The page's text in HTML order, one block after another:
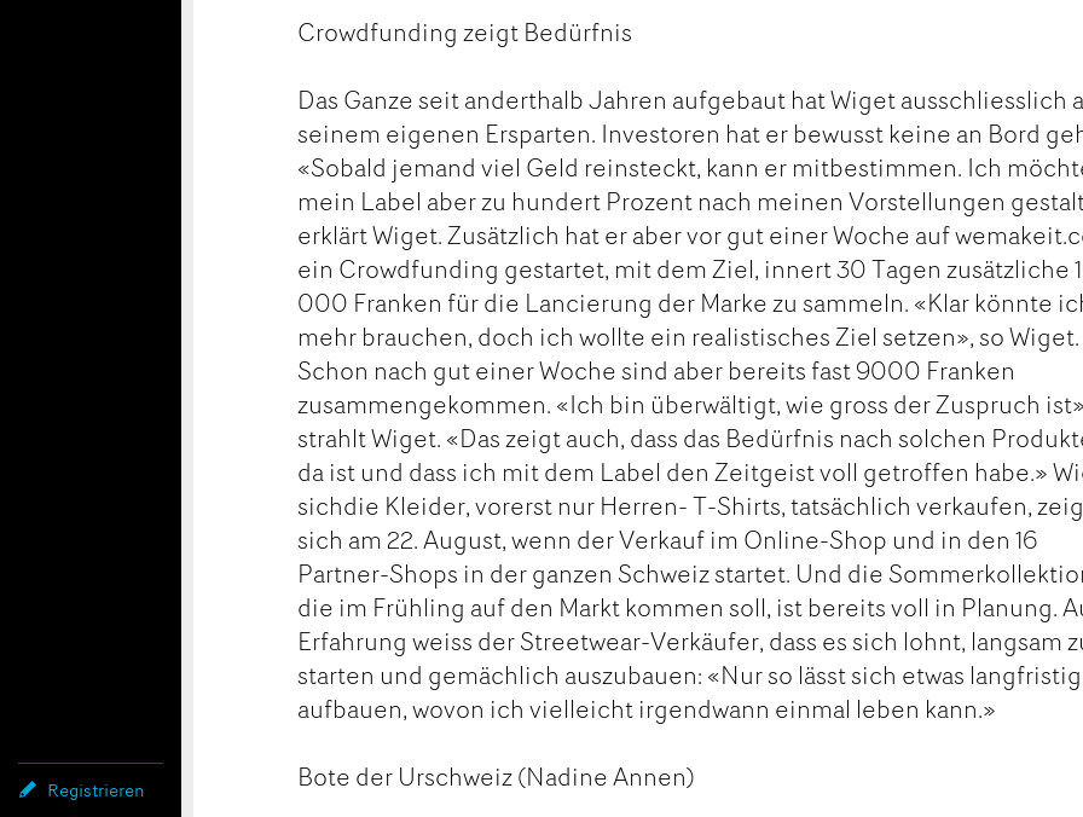
Registrieren
Crowdfunding zeigt Bedürfnis
Das Ganze seit anderthalb Jahren aufgebaut hat Wiget ausschliesslich
seinem eigenen Ersparten. Investoren hat er bewusst keine an Bord
«Sobald jemand viel Geld reinsteckt, kann er mitbestimmen. Ich
mein Label aber zu hundert Prozent nach meinen Vorstellungen
erklärt Wiget. Zusätzlich hat er aber vor gut einer Woche auf
ein Crowdfunding gestartet, mit dem Ziel, innert 30 Tagen zusätzliche
000 Franken für die Lancierung der Marke zu sammeln. «Klar könnte
mehr brauchen, doch ich wollte ein realistisches Ziel setzen», so Wiget.
Schon nach gut einer Woche sind aber bereits fast 9000 Franken
zusammengekommen. «Ich bin überwältigt, wie gross der Zuspruch
strahlt Wiget. «Das zeigt auch, dass das Bedürfnis nach solchen
da ist und dass ich mit dem Label den Zeitgeist voll getroffen habe.»
sichdie Kleider, vorerst nur Herren- T-Shirts, tatsächlich verkaufen,
sich am 22. August, wenn der Verkauf im Online-Shop und in den 16
Partner-Shops in der ganzen Schweiz startet. Und die
die im Frühling auf den Markt kommen soll, ist bereits voll in Planung.
Erfahrung weiss der Streetwear-Verkäufer, dass es sich lohnt, langsam
starten und gemächlich auszubauen: «Nur so lässt sich etwas langfristig
aufbauen, wovon ich vielleicht irgendwann einmal leben kann.»
Bote der Urschweiz (Nadine Annen)